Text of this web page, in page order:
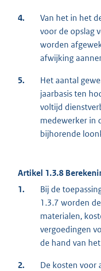
4.
Van het in het
voor de opslag
worden
afwijking
5.
Het aantal
jaarbasis ten
voltijd
medewerker in
bijhorende
Artikel 1.3.8
1.
Bij de
1.3.7 worden
materialen,
vergoedingen
de hand van
2.
De kosten voor